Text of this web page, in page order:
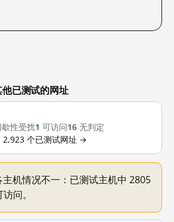
已测试的网址
歇性受扰1 可访问16 无判定
个已测试网址 →
机情况不一：已测试主机中 2805
问。